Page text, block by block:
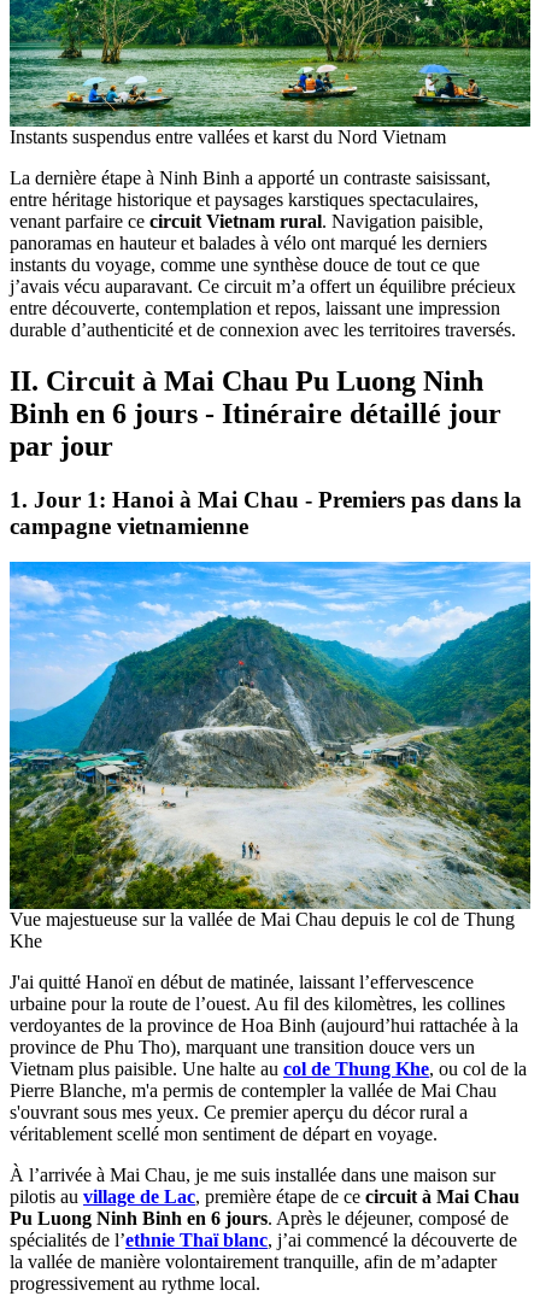
Instants suspendus entre vallées et karst du Nord Vietnam
La dernière étape à Ninh Binh a apporté un contraste saisissant,
entre héritage historique et paysages karstiques spectaculaires,
venant parfaire ce circuit Vietnam rural. Navigation paisible,
panoramas en hauteur et balades à vélo ont marqué les derniers
instants du voyage, comme une synthèse douce de tout ce que
j’avais vécu auparavant. Ce circuit m’a offert un équilibre précieux
entre découverte, contemplation et repos, laissant une impression
durable d’authenticité et de connexion avec les territoires traversés.
II. Circuit à Mai Chau Pu Luong Ninh
Binh en 6 jours - Itinéraire détaillé jour
par jour
1. Jour 1: Hanoi à Mai Chau - Premiers pas dans la
campagne vietnamienne
Vue majestueuse sur la vallée de Mai Chau depuis le col de Thung
Khe
J'ai quitté Hanoï en début de matinée, laissant l’effervescence
urbaine pour la route de l’ouest. Au fil des kilomètres, les collines
verdoyantes de la province de Hoa Binh (aujourd’hui rattachée à la
province de Phu Tho), marquant une transition douce vers un
Vietnam plus paisible. Une halte au col de Thung Khe, ou col de la
Pierre Blanche, m'a permis de contempler la vallée de Mai Chau
s'ouvrant sous mes yeux. Ce premier aperçu du décor rural a
véritablement scellé mon sentiment de départ en voyage.
À l’arrivée à Mai Chau, je me suis installée dans une maison sur
pilotis au village de Lac, première étape de ce circuit à Mai Chau
Pu Luong Ninh Binh en 6 jours. Après le déjeuner, composé de
spécialités de l’ethnie Thaï blanc, j’ai commencé la découverte de
la vallée de manière volontairement tranquille, afin de m’adapter
progressivement au rythme local.